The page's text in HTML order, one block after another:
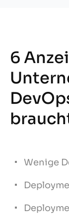
6
Wenige